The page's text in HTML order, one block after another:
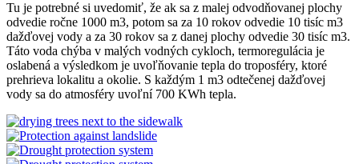
Tu je potrebné si uvedomiť, že ak sa z malej odvodňovanej plochy
odvedie ročne 1000 m3, potom sa za 10 rokov odvedie 10 tisíc m3
dažďovej vody a za 30 rokov sa z danej plochy odvedie 30 tisíc m3.
Táto voda chýba v malých vodných cykloch, termoregulácia je
oslabená a výsledkom je uvoľňovanie tepla do troposféry, ktoré
prehrieva lokalitu a okolie. S každým 1 m3 odtečenej dažďovej
vody sa do atmosféry uvoľní 700 KWh tepla.